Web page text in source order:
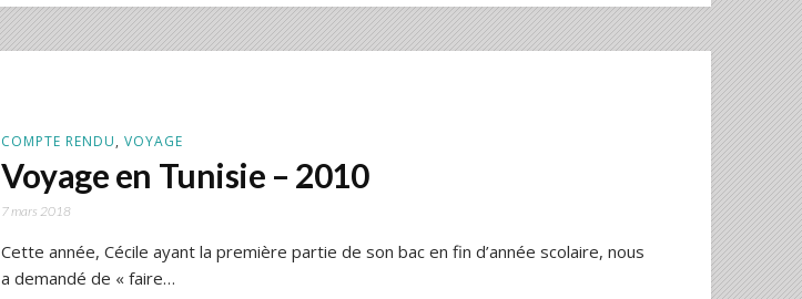
COMPTE RENDU, VOYAGE
Voyage en Tunisie – 2010
7 mars 2018
Cette année, Cécile ayant la première partie de son bac en fin d’année scolaire, nous
a demandé de « faire…